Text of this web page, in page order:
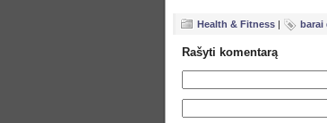
Health & Fitness | barai
Rašyti komentarą